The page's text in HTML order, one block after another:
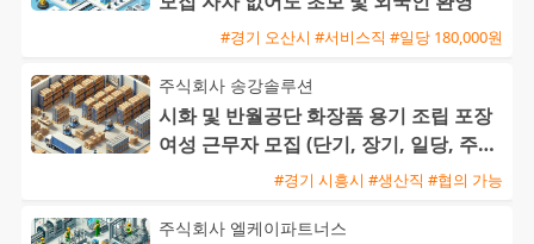
#경기 오산시 #서비스직 #일당 180,000원
주식회사 송강솔루션
시화 및 반월공단 화장품 용기 조립 포장
여성 근무자 모집 (단기, 장기, 일당, 주급
#경기 시흥시 #생산직 #협의 가능
주식회사 엘케이파트너스